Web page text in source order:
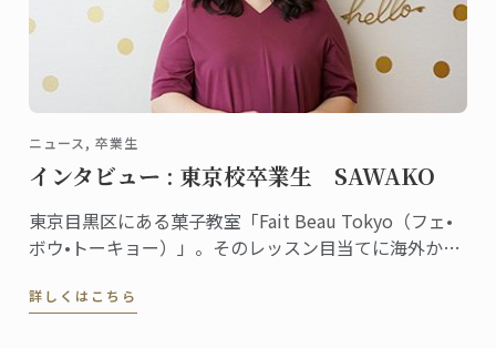
ニュース, 卒業生
インタビュー : 東京校卒業生 SAWAKO
東京目黒区にある菓子教室「Fait Beau Tokyo（フェ•
ボウ•トーキョー）」。そのレッスン目当てに海外から
いるSAWAKOさんは東京校で菓子ディプロムを取得し
詳しくはこちら